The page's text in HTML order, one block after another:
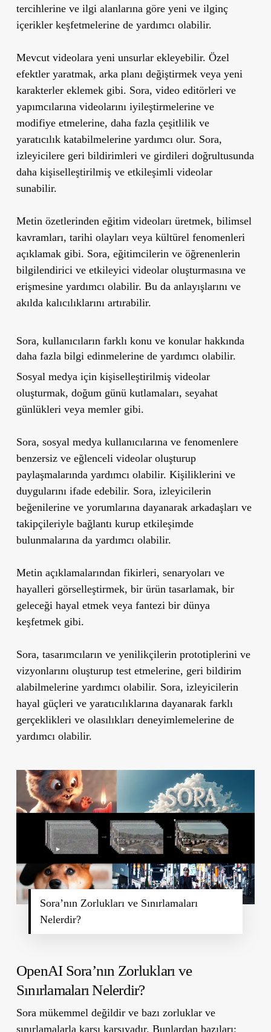
tercihlerine ve ilgi alanlarına göre yeni ve ilginç
içerikler keşfetmelerine de yardımcı olabilir.
Mevcut videolara yeni unsurlar ekleyebilir. Özel
efektler yaratmak, arka planı değiştirmek veya yeni
karakterler eklemek gibi. Sora, video editörleri ve
yapımcılarına videolarını iyileştirmelerine ve
modifiye etmelerine, daha fazla çeşitlilik ve
yaratıcılık katabilmelerine yardımcı olur. Sora,
izleyicilere geri bildirimleri ve girdileri doğrultusunda
daha kişiselleştirilmiş ve etkileşimli videolar
sunabilir.
Metin özetlerinden eğitim videoları üretmek, bilimsel
kavramları, tarihi olayları veya kültürel fenomenleri
açıklamak gibi. Sora, eğitimcilerin ve öğrenenlerin
bilgilendirici ve etkileyici videolar oluşturmasına ve
erişmesine yardımcı olabilir. Bu da anlayışlarını ve
akılda kalıcılıklarını artırabilir.
Sora, kullanıcıların farklı konu ve konular hakkında
daha fazla bilgi edinmelerine de yardımcı olabilir.
Sosyal medya için kişiselleştirilmiş videolar
oluşturmak, doğum günü kutlamaları, seyahat
günlükleri veya memler gibi.
Sora, sosyal medya kullanıcılarına ve fenomenlere
benzersiz ve eğlenceli videolar oluşturup
paylaşmalarında yardımcı olabilir. Kişiliklerini ve
duygularını ifade edebilir. Sora, izleyicilerin
beğenilerine ve yorumlarına dayanarak arkadaşları ve
takipçileriyle bağlantı kurup etkileşimde
bulunmalarına da yardımcı olabilir.
Metin açıklamalarından fikirleri, senaryoları ve
hayalleri görselleştirmek, bir ürün tasarlamak, bir
geleceği hayal etmek veya fantezi bir dünya
keşfetmek gibi.
Sora, tasarımcıların ve yenilikçilerin prototiplerini ve
vizyonlarını oluşturup test etmelerine, geri bildirim
alabilmelerine yardımcı olabilir. Sora, izleyicilerin
hayal güçleri ve yaratıcılıklarına dayanarak farklı
gerçeklikleri ve olasılıkları deneyimlemelerine de
yardımcı olabilir.
Sora’nın Zorlukları ve Sınırlamaları
Nelerdir?
OpenAI Sora’nın Zorlukları ve
Sınırlamaları Nelerdir?
Sora mükemmel değildir ve bazı zorluklar ve
sınırlamalarla karşı karşıyadır. Bunlardan bazıları: